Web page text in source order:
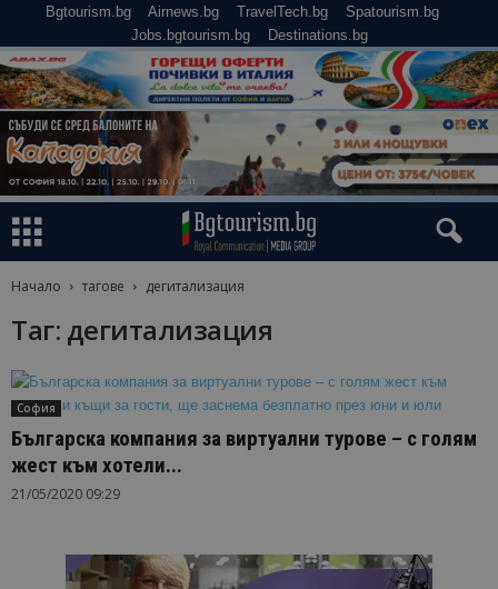
Bgtourism.bg Airnews.bg TravelTech.bg
Spatourism.bg
Jobs.bgtourism.bg
Destinations.bg
Начало тагове дегитализация
Таг: дегитализация
София
Българска компания за виртуални турове – с голям
жест към хотели...
21/05/2020 09:29